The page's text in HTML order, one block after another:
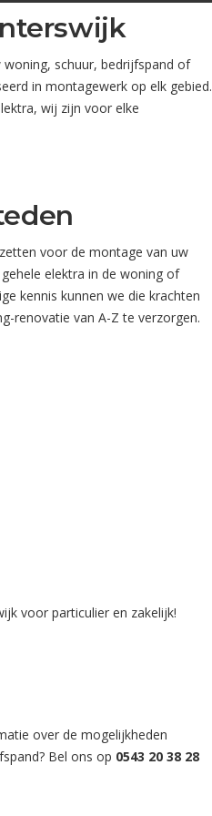
schuur, bedrijfspand of
in montagewerk op elk gebied.
wij zijn voor elke
voor de montage van uw
elektra in de woning of
kennis kunnen we die krachten
renovatie van A-Z te verzorgen.
voor particulier en zakelijk!
over de mogelijkheden
Bel ons op 0543 20 38 28